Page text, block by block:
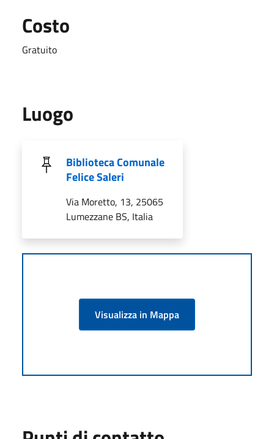
Costo
Gratuito
Luogo
Biblioteca Comunale
Felice Saleri
Via Moretto, 13, 25065
Lumezzane BS, Italia
Visualizza in Mappa